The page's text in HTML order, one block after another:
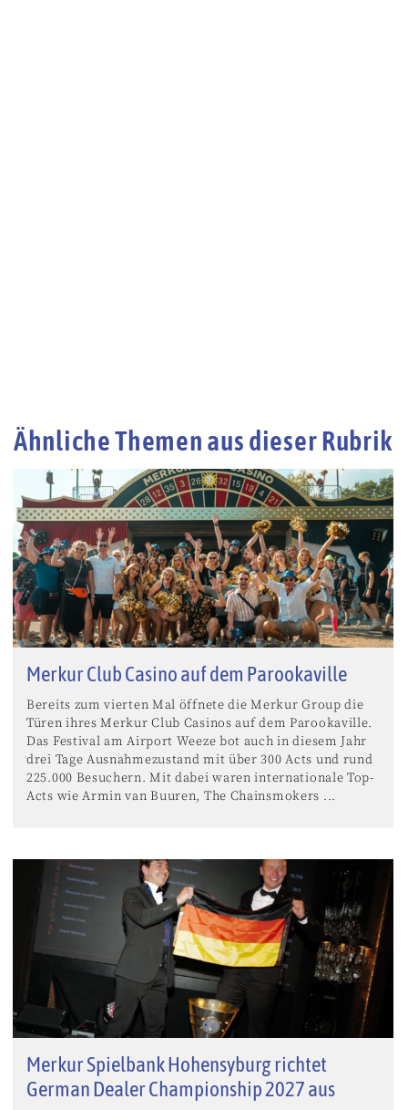
Ähnliche Themen aus dieser Rubrik
Merkur Club Casino auf dem Parookaville
Bereits zum vierten Mal öffnete die Merkur Group die
Türen ihres Merkur Club Casinos auf dem Parookaville.
Das Festival am Airport Weeze bot auch in diesem Jahr
drei Tage Ausnahmezustand mit über 300 Acts und rund
225.000 Besuchern. Mit dabei waren internationale Top-
Acts wie Armin van Buuren, The Chainsmokers ...
Merkur Spielbank Hohensyburg richtet
German Dealer Championship 2027 aus